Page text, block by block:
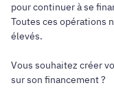
pour continuer à se
Toutes ces opérations
élevés.
Vous souhaitez créer
sur son financement ?